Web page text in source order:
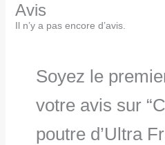
Avis
Il n’y a pas encore d’avis.
Soyez le
votre avis sur
poutre d’Ultra